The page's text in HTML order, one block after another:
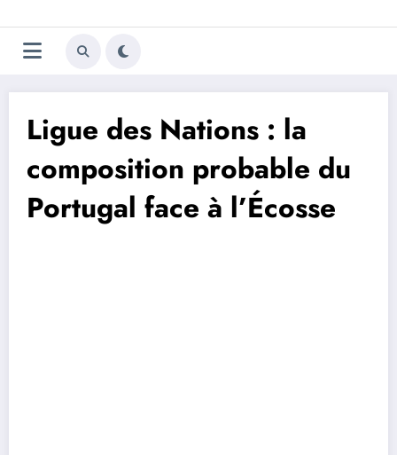
au
contenu
Trivela
L'actualité du football
Ligue des Nations : la
composition probable du
Portugal face à l’Écosse